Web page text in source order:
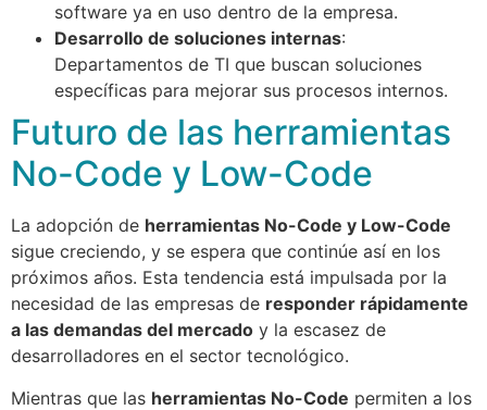
software ya en uso dentro de la empresa.
Desarrollo de soluciones internas:
Departamentos de TI que buscan soluciones
específicas para mejorar sus procesos internos.
Futuro de las herramientas
No-Code y Low-Code
La adopción de herramientas No-Code y Low-Code
sigue creciendo, y se espera que continúe así en los
próximos años. Esta tendencia está impulsada por la
necesidad de las empresas de responder rápidamente
a las demandas del mercado y la escasez de
desarrolladores en el sector tecnológico.
Mientras que las herramientas No-Code permiten a los